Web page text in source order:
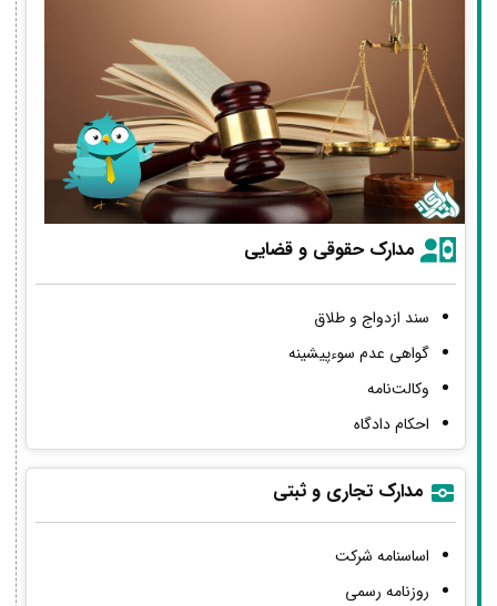
مدارک حقوقی و قضایی
سند ازدواج و طلاق
گواهی عدم سوءپیشینه
وکالت‌نامه
احکام دادگاه
مدارک تجاری و ثبتی
اساسنامه شرکت
روزنامه رسمی